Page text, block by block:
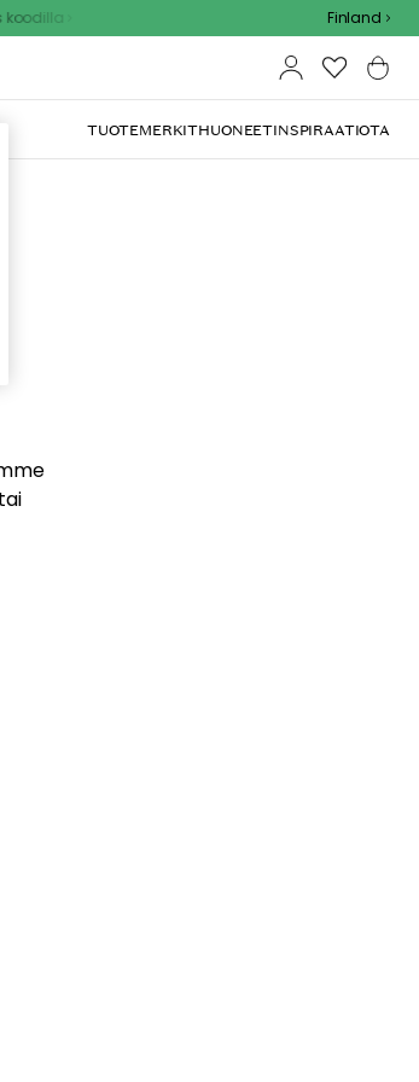
Finland
TUOTEMERKITHUONEETINSPIRAATIOTA